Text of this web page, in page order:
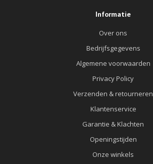
Informatie
Over ons
Bedrijfsgegevens
Algemene voorwaarden
Privacy Policy
Verzenden & retourneren
Klantenservice
Garantie & Klachten
Openingstijden
Onze winkels